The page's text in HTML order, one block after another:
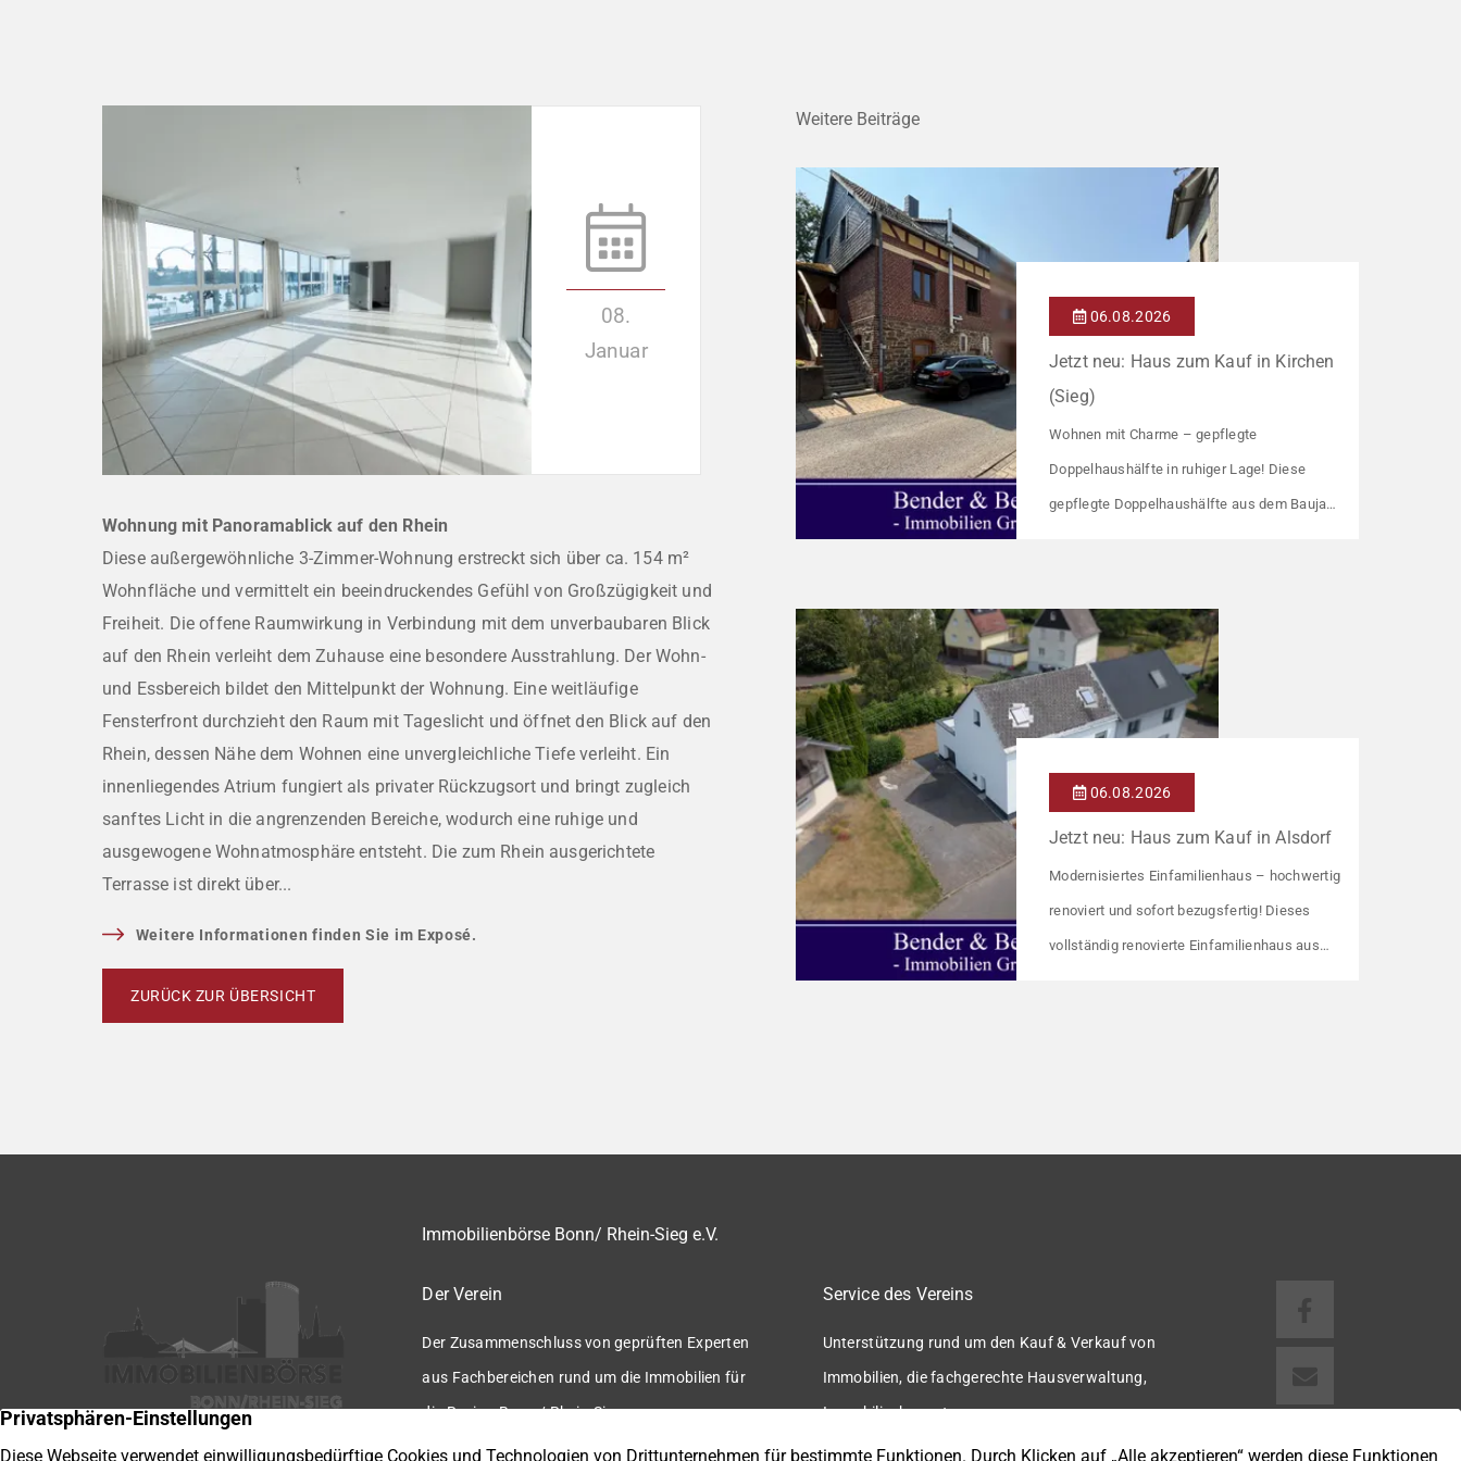
08.
Januar
Wohnung mit Panoramablick auf den Rhein
Diese außergewöhnliche 3-Zimmer-Wohnung erstreckt sich über ca. 154 m²
Wohnfläche und vermittelt ein beeindruckendes Gefühl von Großzügigkeit und
Freiheit. Die offene Raumwirkung in Verbindung mit dem unverbaubaren Blick
auf den Rhein verleiht dem Zuhause eine besondere Ausstrahlung. Der Wohn-
und Essbereich bildet den Mittelpunkt der Wohnung. Eine weitläufige
Fensterfront durchzieht den Raum mit Tageslicht und öffnet den Blick auf den
Rhein, dessen Nähe dem Wohnen eine unvergleichliche Tiefe verleiht. Ein
innenliegendes Atrium fungiert als privater Rückzugsort und bringt zugleich
sanftes Licht in die angrenzenden Bereiche, wodurch eine ruhige und
ausgewogene Wohnatmosphäre entsteht. Die zum Rhein ausgerichtete
Terrasse ist direkt über...
Weitere Informationen finden Sie im Exposé.
ZURÜCK ZUR ÜBERSICHT
Weitere Beiträge
06.08.2026
Jetzt neu: Haus zum Kauf in Kirchen
(Sieg)
Wohnen mit Charme – gepflegte
Doppelhaushälfte in ruhiger Lage! Diese
gepflegte Doppelhaushälfte aus dem Baujahr
Wohnatmosphäre. Die Immobilie befindet
sich in einer guten Wohnlage und eignet sich
ideal für Paare oder kleine Familien. Die
Wohnräume präsentieren sich in einem
06.08.2026
Jetzt neu: Haus zum Kauf in Alsdorf
Modernisiertes Einfamilienhaus – hochwertig
renoviert und sofort bezugsfertig! Dieses
vollständig renovierte Einfamilienhaus aus
ideal für alle, die ohne größeren Aufwand
Immobilienbörse Bonn/ Rhein-Sieg e.V.
Der Verein
Der Zusammenschluss von geprüften Experten
aus Fachbereichen rund um die Immobilien für
die Region Bonn / Rhein-Sieg.
Service des Vereins
Unterstützung rund um den Kauf & Verkauf von
Immobilien, die fachgerechte Hausverwaltung,
Immobilienbewertung u.v.m.